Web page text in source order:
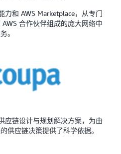
力和 AWS Marketplace，从专门
合作伙伴组成的庞大网络中
。
应链设计与规划解决方案，为由
供应链决策提供了科学依据。